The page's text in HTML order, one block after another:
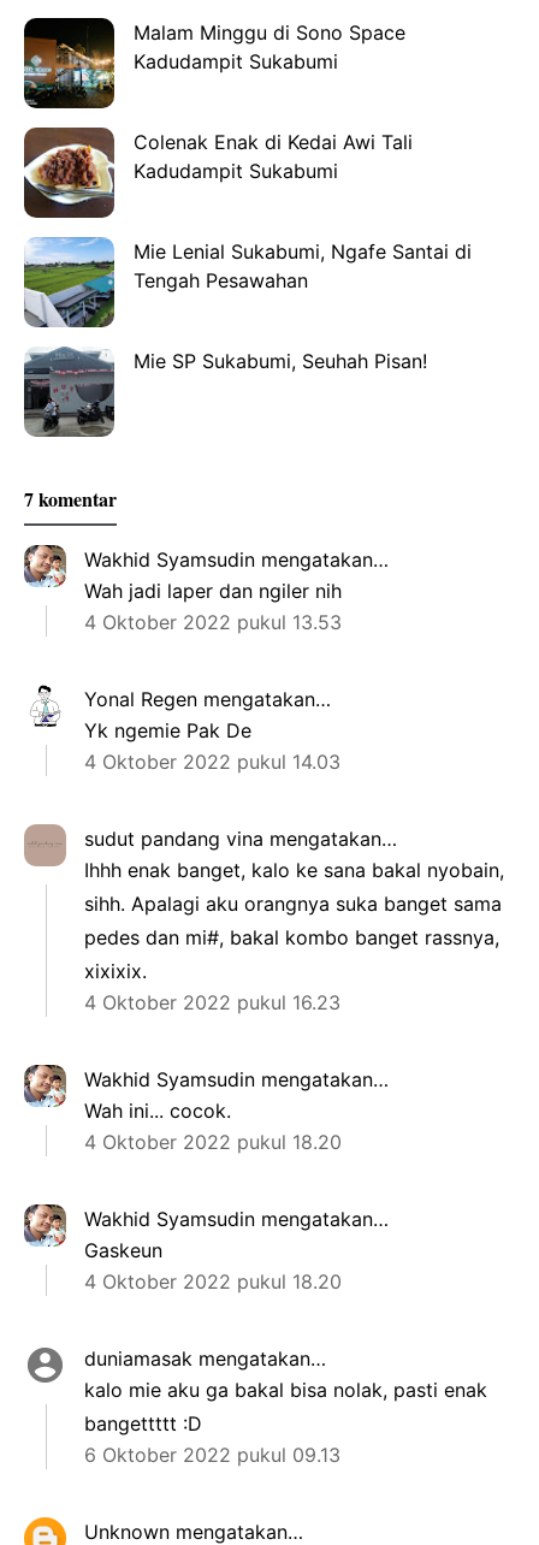
Malam Minggu di Sono Space
Kadudampit Sukabumi
Colenak Enak di Kedai Awi Tali
Kadudampit Sukabumi
Mie Lenial Sukabumi, Ngafe Santai di
Tengah Pesawahan
Mie SP Sukabumi, Seuhah Pisan!
7 komentar
Wakhid Syamsudin mengatakan…
Wah jadi laper dan ngiler nih
4 Oktober 2022 pukul 13.53
Yonal Regen mengatakan…
Yk ngemie Pak De
4 Oktober 2022 pukul 14.03
sudut pandang vina mengatakan…
Ihhh enak banget, kalo ke sana bakal nyobain,
sihh. Apalagi aku orangnya suka banget sama
pedes dan mi#, bakal kombo banget rassnya,
xixixix.
4 Oktober 2022 pukul 16.23
Wakhid Syamsudin mengatakan…
Wah ini... cocok.
4 Oktober 2022 pukul 18.20
Wakhid Syamsudin mengatakan…
Gaskeun
4 Oktober 2022 pukul 18.20
duniamasak mengatakan…
kalo mie aku ga bakal bisa nolak, pasti enak
bangettttt :D
6 Oktober 2022 pukul 09.13
Unknown mengatakan…